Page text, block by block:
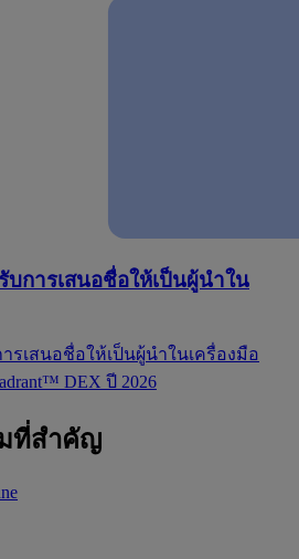
บการเสนอชื่อให้เป็นผู้นำใน
ารเสนอชื่อให้เป็นผู้นำในเครื่องมือ
DEX ปี 2026
ที่สำคัญ